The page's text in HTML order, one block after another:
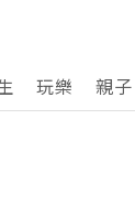
玩樂 親子